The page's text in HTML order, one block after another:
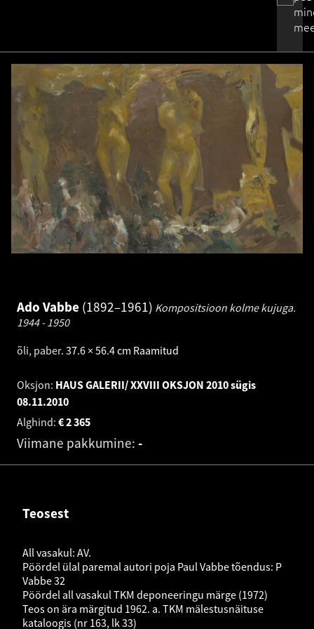
Ado Vabbe 1892–1961 Kompositsioon kolme kujuga.
1944 - 1950
õli, paber. 37.6 × 56.4 cm Raamitud
Oksjon: HAUS GALERII/ XXVIII OKSJON 2010 sügis
08.11.2010
Alghind:
2 365
€
Viimane pakkumine: -
Teosest
All vasakul: AV.
Pöördel ülal paremal autori poja Paul Vabbe tõendus: P
Vabbe 32
Pöördel all vasakul TKM deponeeringu märge (1972)
Teos on ära märgitud 1962. a. TKM mälestusnäituse
kataloogis (nr 163, lk 33)